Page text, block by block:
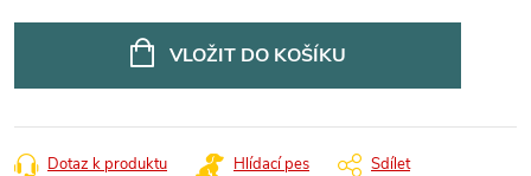
VLOŽIT DO KOŠÍKU
Dotaz k produktu Hlídací pes Sdílet